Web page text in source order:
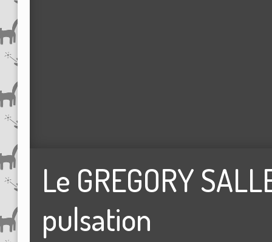
Le GREGORY
pulsation